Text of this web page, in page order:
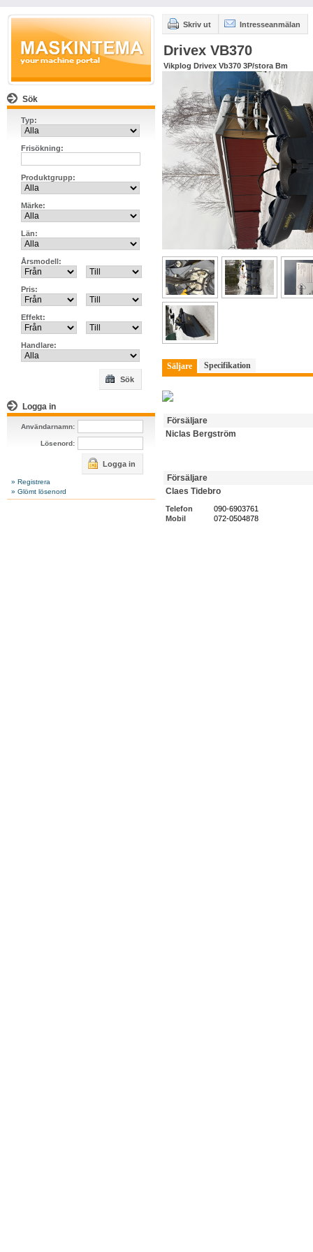
Sök
Typ:
Frisökning:
Produktgrupp:
Märke:
Län:
Årsmodell:
Pris:
Effekt:
Handlare:
Sök
Logga in
Användarnamn:
Lösenord:
Logga in
» Registrera
» Glömt lösenord
Skriv ut Intresseanmälan
Drivex VB370
Vikplog Drivex Vb370 3P/stora Bm
Säljare Specifikation
Försäljare
Niclas Bergström
Försäljare
Claes Tidebro
Telefon
090-6903761
Mobil
072-0504878